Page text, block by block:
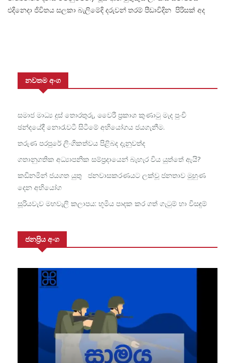
එදිනෙදා ජිවිතය සලකා බැලිමේදි දරුවන් තරම් පීඩාවිදින පිරිසක් අද
නවතම අංග
සමාජ මාධ්‍ය දුස් තොරතුරු, වෛරී ප්‍රකාශ කුණාටු මැද පුංචි
ඡන්දයේදී නොරැවටී සිටීමේ අභියෝගය ජයගැනීම.
තරුණ පරපුරේ ලිංගිකත්වය පිළිබද දැනුවත්ද
ගතානුගතික අධ්‍යාපනික සම්ප්‍රදායෙන් බැහැර විය යුත්තේ ඇයි?
කඩිනමින් ජයගත යුතු ජනවාසකරණයට ලක්වූ ජනතාව මුහුණ
දෙන අභියෝග
සූරියවැව මහවැලි කලාපය: භූමිය පාදක කර ගත් ගැටුම් හා විසඳුම්
ජනප්‍රිය අංග